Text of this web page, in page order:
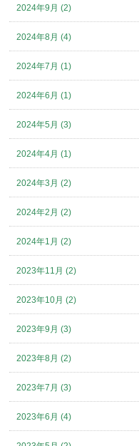
2024年9月 (2)
2024年8月 (4)
2024年7月 (1)
2024年6月 (1)
2024年5月 (3)
2024年4月 (1)
2024年3月 (2)
2024年2月 (2)
2024年1月 (2)
2023年11月 (2)
2023年10月 (2)
2023年9月 (3)
2023年8月 (2)
2023年7月 (3)
2023年6月 (4)